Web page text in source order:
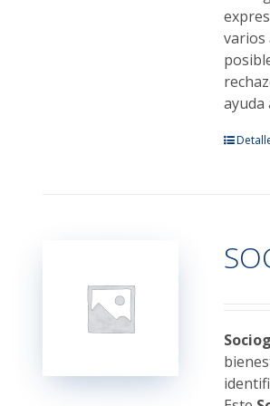
varios
Este
Las
elegir
en
la